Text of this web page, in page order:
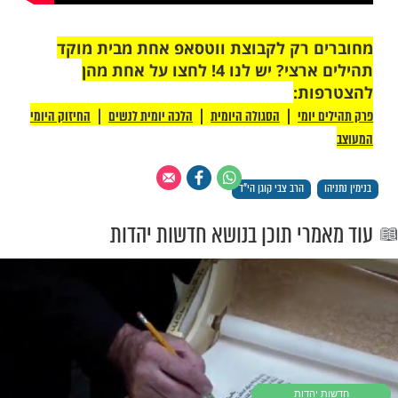
עם... פוגשים אתכם ברחבי העולם.
הביאה אותנו להישגים בזכות חיילי צה"ל
של הקדוש ברוך הוא".